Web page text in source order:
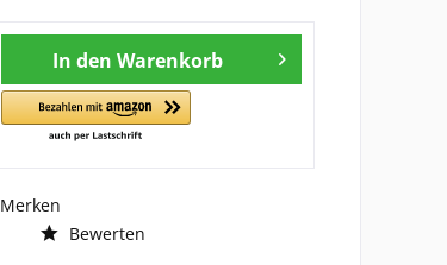
In den Warenkorb
Merken
Bewerten